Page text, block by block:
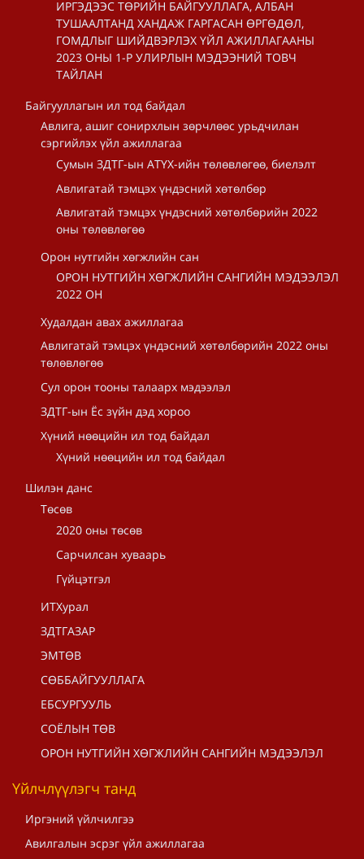
ИРГЭДЭЭС ТӨРИЙН БАЙГУУЛЛАГА, АЛБАН
ТУШААЛТАНД ХАНДАЖ ГАРГАСАН ӨРГӨДӨЛ,
ГОМДЛЫГ ШИЙДВЭРЛЭХ ҮЙЛ АЖИЛЛАГААНЫ
2023 ОНЫ 1-Р УЛИРЛЫН МЭДЭЭНИЙ ТОВЧ
ТАЙЛАН
Байгууллагын ил тод байдал
Авлига, ашиг сонирхлын зөрчлөөс урьдчилан
сэргийлэх үйл ажиллагаа
Сумын ЗДТГ-ын АТҮХ-ийн төлөвлөгөө, биелэлт
Авлигатай тэмцэх үндэсний хөтөлбөр
Авлигатай тэмцэх үндэсний хөтөлбөрийн 2022
оны төлөвлөгөө
Орон нутгийн хөгжлийн сан
ОРОН НУТГИЙН ХӨГЖЛИЙН САНГИЙН МЭДЭЭЛЭЛ
2022 ОН
Худалдан авах ажиллагаа
Авлигатай тэмцэх үндэсний хөтөлбөрийн 2022 оны
төлөвлөгөө
Сул орон тооны талаарх мэдээлэл
ЗДТГ-ын Ёс зүйн дэд хороо
Хүний нөөцийн ил тод байдал
Хүний нөөцийн ил тод байдал
Шилэн данс
Төсөв
2020 оны төсөв
Сарчилсан хуваарь
Гүйцэтгэл
ИТХурал
ЗДТГАЗАР
ЭМТӨВ
СӨББАЙГУУЛЛАГА
ЕБСУРГУУЛЬ
СОЁЛЫН ТӨВ
ОРОН НУТГИЙН ХӨГЖЛИЙН САНГИЙН МЭДЭЭЛЭЛ
Үйлчлүүлэгч танд
Иргэний үйлчилгээ
Авилгалын эсрэг үйл ажиллагаа